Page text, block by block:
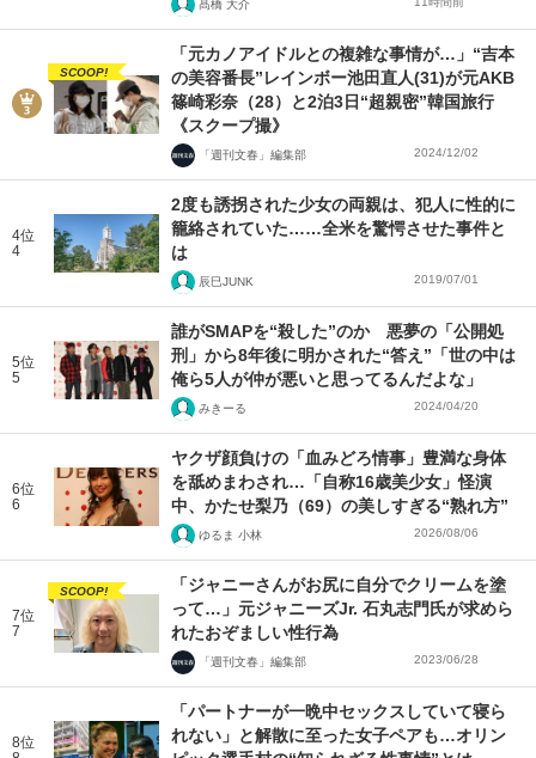
髙橋 大介
SCOOP!
「元カノアイドルとの複雑な事情が…」“吉本
の美容番長”レインボー池田直人(31)が元AKB
篠崎彩奈（28）と2泊3日“超親密”韓国旅行
《スクープ撮》
「週刊文春」編集部 2024/12/02
4位
4
2度も誘拐された少女の両親は、犯人に性的に
籠絡されていた……全米を驚愕させた事件と
は
辰巳JUNK 2019/07/01
5位
5
誰がSMAPを“殺した”のか 悪夢の「公開処
刑」から8年後に明かされた“答え”「世の中は
俺ら5人が仲が悪いと思ってるんだよな」
みきーる 2024/04/20
6位
6
ヤクザ顔負けの「血みどろ情事」豊満な身体
を舐めまわされ…「自称16歳美少女」怪演
中、かたせ梨乃（69）の美しすぎる“熟れ方”
ゆるま 小林 2026/08/06
7位
7
SCOOP!
「ジャニーさんがお尻に自分でクリームを塗
って…」元ジャニーズJr. 石丸志門氏が求めら
れたおぞましい性行為
「週刊文春」編集部 2023/06/28
8位
「パートナーが一晩中セックスしていて寝ら
れない」と解散に至った女子ペアも…オリン